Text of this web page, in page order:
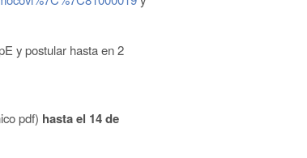
y postular hasta en 2
pdf) hasta el 14 de